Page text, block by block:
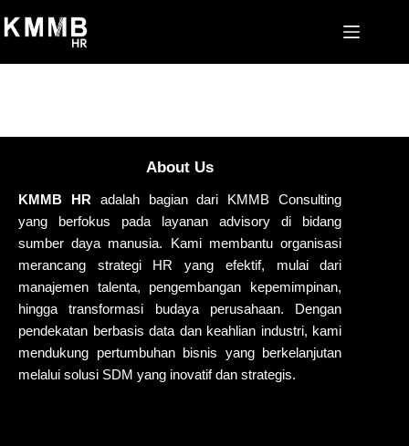
About Us
KMMB HR adalah bagian dari KMMB Consulting
yang berfokus pada layanan advisory di bidang
sumber daya manusia. Kami membantu organisasi
merancang strategi HR yang efektif, mulai dari
manajemen talenta, pengembangan kepemimpinan,
hingga transformasi budaya perusahaan. Dengan
pendekatan berbasis data dan keahlian industri, kami
mendukung pertumbuhan bisnis yang berkelanjutan
melalui solusi SDM yang inovatif dan strategis.